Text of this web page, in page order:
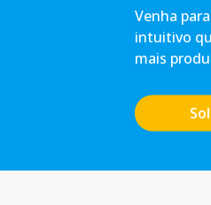
Venha
intuitivo
mais